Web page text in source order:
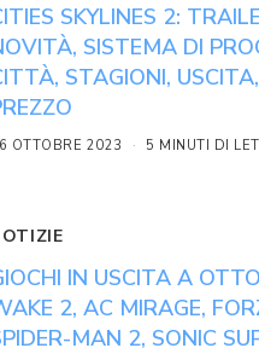
SKYLINES 2:
SISTEMA DI
STAGIONI,
OTTOBRE 2023 5 MINUTI DI
IN USCITA A
2, AC MIRAGE,
MAN 2, SONIC